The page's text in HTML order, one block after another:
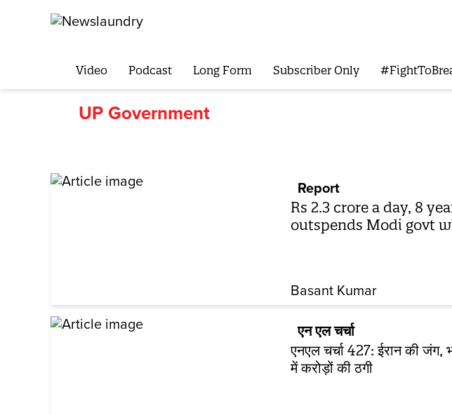
Video Podcast Long Form Subscriber Only
UP Government
Report
Rs 2.3 crore a day, 8
outspends Modi govt
Basant Kumar
एन एल चर्चा
एनएल चर्चा 427: ईरान की जंग,
में करोड़ों की ठगी